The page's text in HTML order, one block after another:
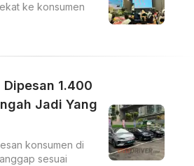
ke konsumen
Dipesan 1.400
Jadi Yang
konsumen di
sesuai